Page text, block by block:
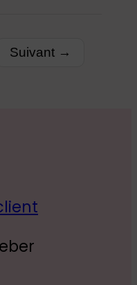
Suivant →